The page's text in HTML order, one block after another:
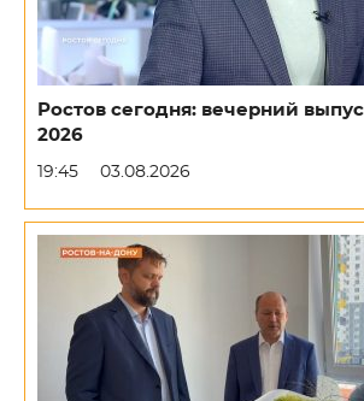
Ростов сегодня: вечерний
2026
19:45 03.08.2026